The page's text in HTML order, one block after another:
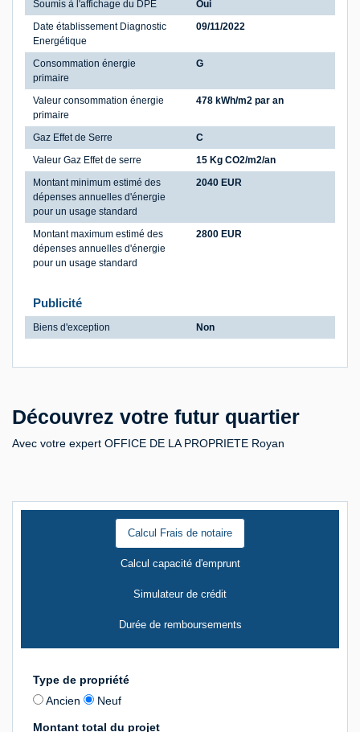
Soumis à l'affichage du DPE
Oui
Date établissement Diagnostic
Energétique
09/11/2022
Consommation énergie
primaire
G
Valeur consommation énergie
primaire
478 kWh/m2 par an
Gaz Effet de Serre
C
Valeur Gaz Effet de serre
15 Kg CO2/m2/an
Montant minimum estimé des
dépenses annuelles d'énergie
pour un usage standard
2040 EUR
Montant maximum estimé des
dépenses annuelles d'énergie
pour un usage standard
2800 EUR
Publicité
Biens d'exception Non
Découvrez votre futur quartier
Avec votre expert OFFICE DE LA PROPRIETE Royan
Calcul Frais de notaire
Calcul capacité d'emprunt
Simulateur de crédit
Durée de remboursements